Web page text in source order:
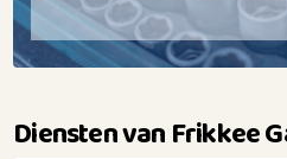
Diensten van Frikkee